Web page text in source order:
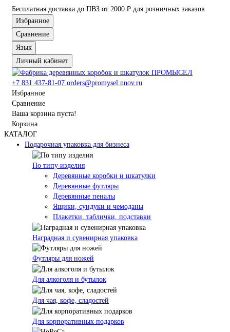
Бесплатная доставка до ПВЗ от 2000 ₽ для розничных заказов
Избранное
Сравнение
Язык
Личный кабинет
+7 831 437-81-07 orders@promysel.nnov.ru
Избранное
Сравнение
Ваша корзина пуста!
Корзина
КАТАЛОГ
Подарочная упаковка для бизнеса
По типу изделия
Деревянные коробки и шкатулки
Деревянные футляры
Деревянные пеналы
Ящики, сундуки и чемоданы
Плакетки, таблички, подставки
Наградная и сувенирная упаковка
Футляры для ножей
Для алкоголя и бутылок
Для чая, кофе, сладостей
Для корпоративных подарков